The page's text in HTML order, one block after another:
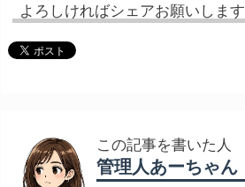
よろしければシェアお願いします
この記事を書いた人
管理人あーちゃん